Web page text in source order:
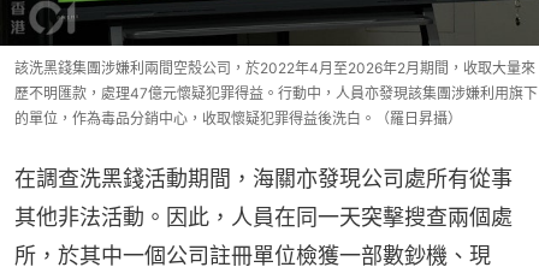
該洗黑錢集團涉嫌利兩間空殼公司，於2022年4月至2026年2月期間，收取大量來
歷不明匯款，處理47億元懷疑犯罪得益。行動中，人員亦發現該集團涉嫌利用旗下
的單位，作為毒品分銷中心，收取懷疑犯罪得益後洗白。（羅日昇攝）
在調查洗黑錢活動期間，海關亦發現公司處所有從事
其他非法活動。因此，人員在同一天突擊搜查兩個處
所，於其中一個公司註冊單位檢獲一部數鈔機、現